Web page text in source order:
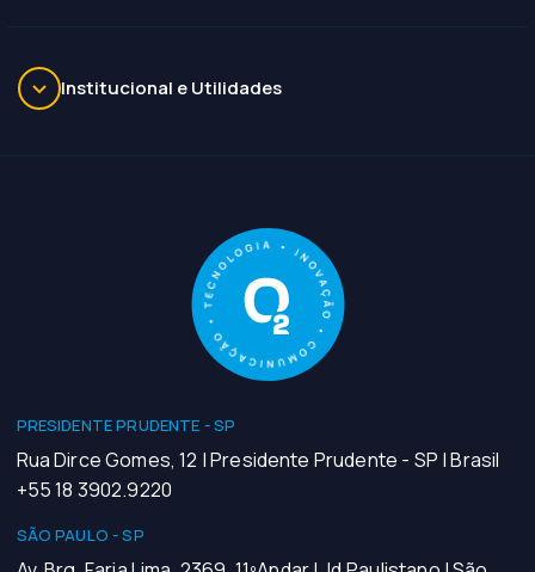
Institucional e Utilidades
PRESIDENTE PRUDENTE - SP
Rua Dirce Gomes, 12 | Presidente Prudente - SP | Brasil
+55 18 3902.9220
SÃO PAULO - SP